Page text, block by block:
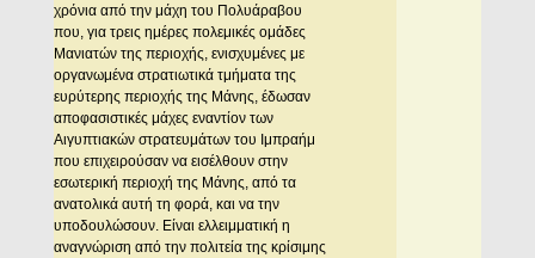
χρόνια από την μάχη του Πολυάραβου
που, για τρεις ημέρες πολεμικές ομάδες
Μανιατών της περιοχής, ενισχυμένες με
οργανωμένα στρατιωτικά τμήματα της
ευρύτερης περιοχής της Μάνης, έδωσαν
αποφασιστικές μάχες εναντίον των
Αιγυπτιακών στρατευμάτων του Ιμπραήμ
που επιχειρούσαν να εισέλθουν στην
εσωτερική περιοχή της Μάνης, από τα
ανατολικά αυτή τη φορά, και να την
υποδουλώσουν. Είναι ελλειμματική η
αναγνώριση από την πολιτεία της κρίσιμης